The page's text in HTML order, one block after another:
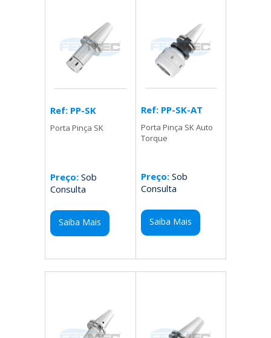
Ref: PP-SK
Porta Pinça SK
Preço: Sob
Consulta
Saiba Mais
Ref: PP-SK-AT
Porta Pinça SK Auto
Torque
Preço:Sob
Consulta
Saiba Mais